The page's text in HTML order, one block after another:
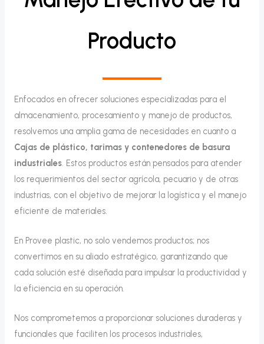
Producto
Enfocados en ofrecer soluciones especializadas para el
almacenamiento, procesamiento y manejo de productos,
resolvemos una amplia gama de necesidades en cuanto a
Cajas de plástico, tarimas y contenedores de basura
industriales. Estos productos están pensados para atender
los requerimientos del sector agrícola, pecuario y de otras
industrias, con el objetivo de mejorar la logística y el manejo
eficiente de materiales.
En Provee plastic, no solo vendemos productos; nos
convertimos en su aliado estratégico, garantizando que
cada solución esté diseñada para impulsar la productividad y
la eficiencia en su operación.
Nos comprometemos a proporcionar soluciones duraderas y
funcionales que faciliten los procesos industriales,